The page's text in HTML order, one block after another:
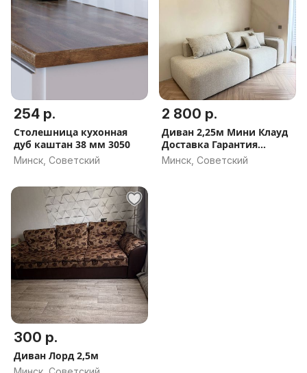
254 р.
Столешница кухонная
дуб каштан 38 мм 3050
Минск, Советский
2 800 р.
Диван 2,25м Мини Клауд
Доставка Гарантия
Рассрочка
Минск, Советский
300 р.
Диван Лорд 2,5м